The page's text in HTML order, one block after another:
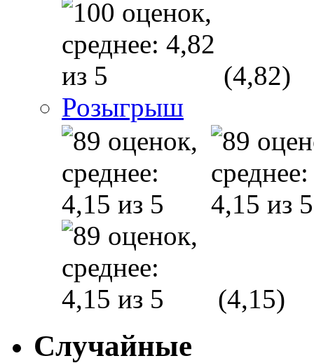
(4,82)
Розыгрыш
(4,15)
Случайные